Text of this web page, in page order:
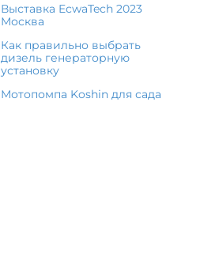
Выставка EcwaTech 2023
Москва
Как правильно выбрать
дизель генераторную
установку
Мотопомпа Koshin для сада